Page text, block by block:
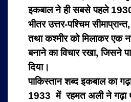
इकबाल ने ही सबसे पहले
भीतर उत्तर-पश्चिम
तथा कश्मीर को मिलाकर एक
बनाने का विचार रखा, जिसने
दिया।
पाकिस्तान शब्द इकबाल का
1933 में रहमत अली ने गढ़ा